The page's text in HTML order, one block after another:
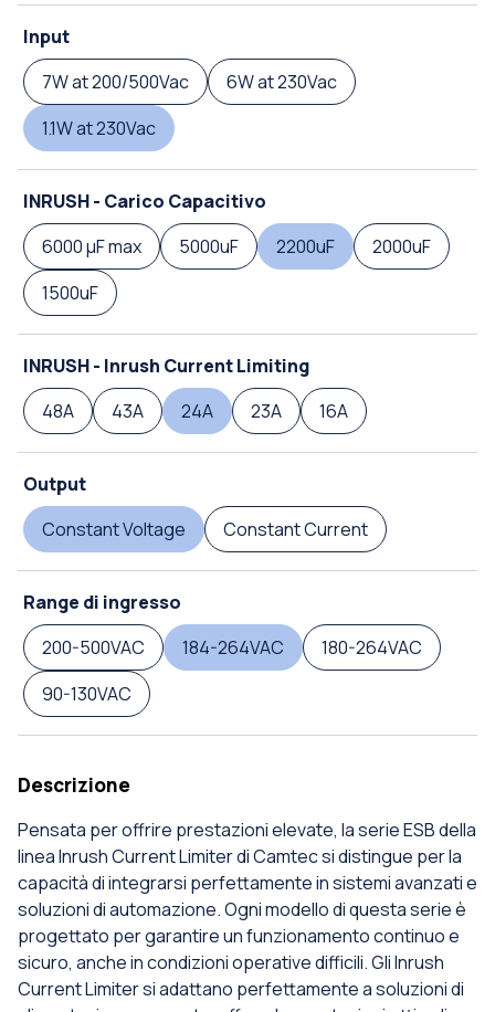
Input
7W at 200/500Vac
6W at 230Vac
1.1W at 230Vac
INRUSH - Carico Capacitivo
6000 µF max
5000uF 2200uF
2000uF
1500uF
INRUSH - Inrush Current Limiting
48A
43A 24A 23A 16A
Output
Constant Voltage
Constant Current
Range di ingresso
200-500VAC
184-264VAC
180-264VAC
90-130VAC
Descrizione
Pensata per offrire prestazioni elevate, la serie ESB della
linea Inrush Current Limiter di Camtec si distingue per la
capacità di integrarsi perfettamente in sistemi avanzati e
soluzioni di automazione. Ogni modello di questa serie è
progettato per garantire un funzionamento continuo e
sicuro, anche in condizioni operative difficili. Gli Inrush
Current Limiter si adattano perfettamente a soluzioni di